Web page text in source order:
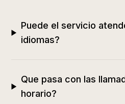
Puede el servicio
idiomas?
Que pasa con las
horario?